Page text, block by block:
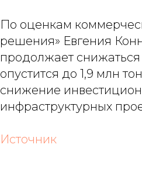
По оценкам
решения» Евгения
продолжает снижаться
опустится до 1,9 млн
снижение
инфраструктурных
Источник